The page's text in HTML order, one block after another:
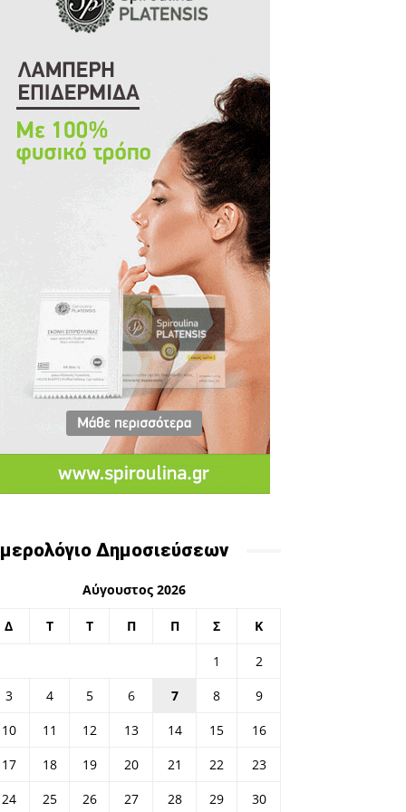
Δημοσιεύσεων
Αύγουστος 2026
Δ Τ Τ Π Π Σ Κ
1
2
3
4 5 6 7 8
9
10
11 12 13 14 15
16
17
18 19 20 21 22
23
24
25 26 27 28 29 30